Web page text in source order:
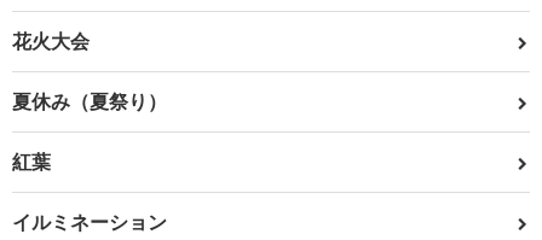
花火大会
夏休み（夏祭り）
紅葉
イルミネーション